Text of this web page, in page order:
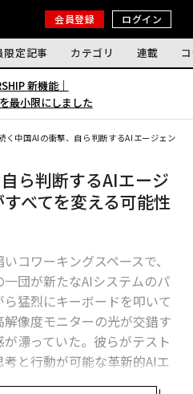
会員登録 ログイン
限定記事 カテゴリ 連載
新機能｜
最小限にしました
く中国AIの衝撃、自ら判断するAIエージェント
ら判断するAIエージ
べてを変える可能性
コワーキングスペースで、
団が新たなAIシステムのパ
猛烈にキーボードを叩いて
像度モニターの光が交錯す
漂っていた。彼らがテスト
と行動が可能な革新的AIエ
だ。